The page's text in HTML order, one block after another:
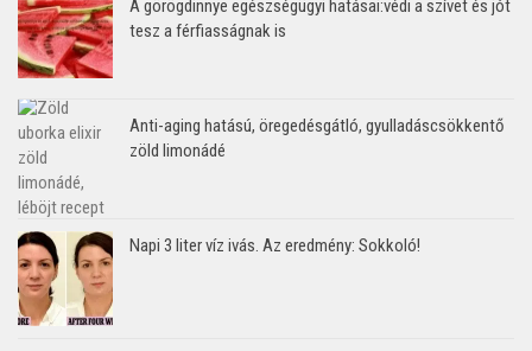
A görögdinnye egészségügyi hatásai:védi a szívet és jót
tesz a férfiasságnak is
Anti-aging hatású, öregedésgátló, gyulladáscsökkentő
zöld limonádé
Napi 3 liter víz ivás. Az eredmény: Sokkoló!